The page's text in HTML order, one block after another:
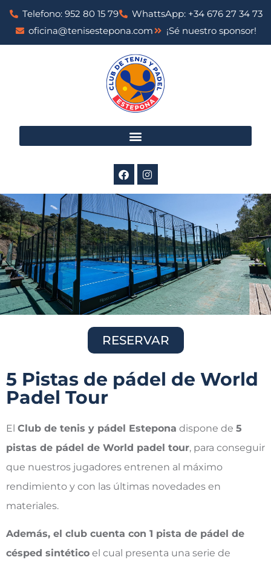
Telefono: 952 80 15 79
WhattsApp: +34 676 27 34 73
oficina@tenisestepona.com
¡Sé nuestro sponsor!
RESERVAR
5 Pistas de pádel de World
Padel Tour
El Club de tenis y pádel Estepona dispone de 5
pistas de pádel de World padel tour, para conseguir
que nuestros jugadores entrenen al máximo
rendimiento y con las últimas novedades en
materiales.
Además, el club cuenta con 1 pista de pádel de
césped sintético el cual presenta una serie de